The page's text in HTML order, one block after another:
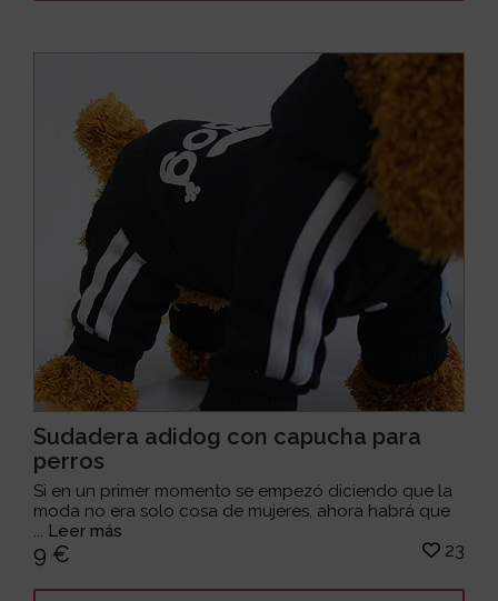
Sudadera adidog con capucha para
perros
Si en un primer momento se empezó diciendo que la
moda no era solo cosa de mujeres, ahora habrá que
... Leer más
9 € 23